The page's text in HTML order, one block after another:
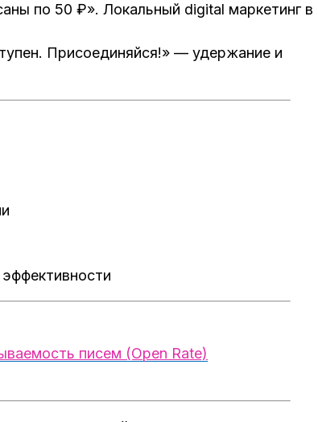
по 50 ₽». Локальный digital маркетинг в
Присоединяйся!» — удержание и
писем (Open Rate)